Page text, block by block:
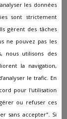
du funéraire et
s’élève
l’achat d’un
d’un corbillard
tandis que
les données
sont strictement
gèrent des tâches
ne pouvez pas les
nous utilisons des
la navigation,
le trafic. En
pour l'utilisation
ou refuser ces
sans accepter". Si